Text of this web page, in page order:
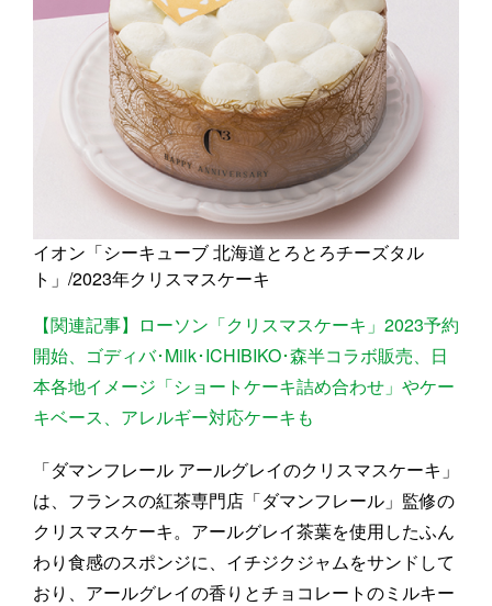
イオン「シーキューブ 北海道とろとろチーズタル
ト」/2023年クリスマスケーキ
【関連記事】ローソン「クリスマスケーキ」2023予約
開始、ゴディバ･Milk･ICHIBIKO･森半コラボ販売、日
本各地イメージ「ショートケーキ詰め合わせ」やケー
キベース、アレルギー対応ケーキも
「ダマンフレール アールグレイのクリスマスケーキ」
は、フランスの紅茶専門店「ダマンフレール」監修の
クリスマスケーキ。アールグレイ茶葉を使用したふん
わり食感のスポンジに、イチジクジャムをサンドして
おり、アールグレイの香りとチョコレートのミルキー